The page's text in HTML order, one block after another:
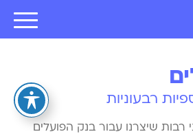
רבעוניות
שיצרנו עבור בנק הפועלים